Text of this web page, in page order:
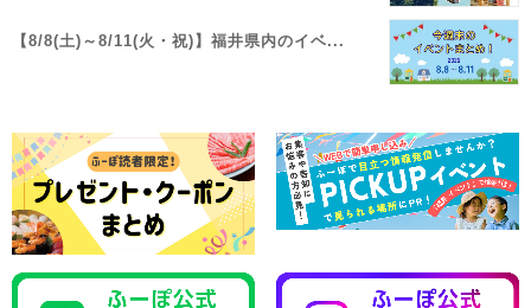
【8/8(土)～8/11(火・祝)】福井県内のイベ...